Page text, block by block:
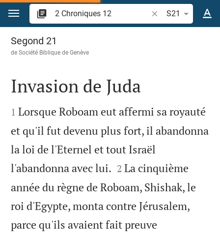
Aller vers contenu
Recherche d'un
S21
2 Chroniques 12
Segond 21
deSociété Biblique de Genève

Invasion de Juda

1 Lorsque Roboam eut affermi sa royauté
et qu'il fut devenu plus fort, il abandonna
la loi de l'Eternel et tout Israël
l'abandonna avec lui. 

2 La cinquième
année du règne de Roboam, Shishak, le
roi d'Egypte, monta contre Jérusalem,
parce qu'ils avaient fait preuve